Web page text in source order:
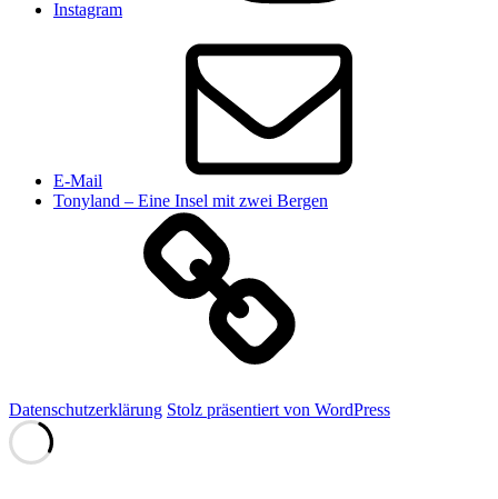
Instagram
E-Mail
Tonyland – Eine Insel mit zwei Bergen
Datenschutzerklärung Stolz präsentiert von WordPress